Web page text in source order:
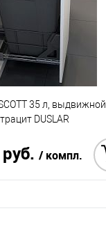
35 л, выдвижной
DUSLAR
/ компл.